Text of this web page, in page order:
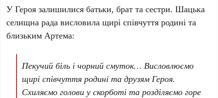
У Героя залишилися батьки, брат та сестри. Шацька
селищна рада висловила щирі співчуття родині та
близьким Артема:
Пекучий біль і чорний смуток… Висловлюємо
щирі співчуття родині та друзям Героя.
Схиляємо голови у скорботі та розділяємо горе